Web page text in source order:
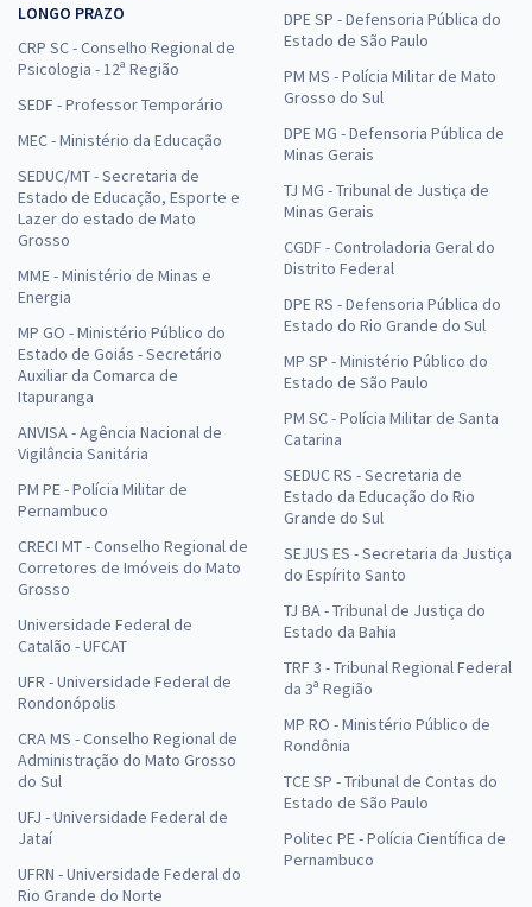
LONGO PRAZO
CRP SC - Conselho Regional de
Psicologia - 12ª Região
SEDF - Professor Temporário
MEC - Ministério da Educação
SEDUC/MT - Secretaria de
Estado de Educação, Esporte e
Lazer do estado de Mato
Grosso
MME - Ministério de Minas e
Energia
MP GO - Ministério Público do
Estado de Goiás - Secretário
Auxiliar da Comarca de
Itapuranga
ANVISA - Agência Nacional de
Vigilância Sanitária
PM PE - Polícia Militar de
Pernambuco
CRECI MT - Conselho Regional de
Corretores de Imóveis do Mato
Grosso
Universidade Federal de
Catalão - UFCAT
UFR - Universidade Federal de
Rondonópolis
CRA MS - Conselho Regional de
Administração do Mato Grosso
do Sul
UFJ - Universidade Federal de
Jataí
UFRN - Universidade Federal do
Rio Grande do Norte
DPE SP - Defensoria Pública do
Estado de São Paulo
PM MS - Polícia Militar de Mato
Grosso do Sul
DPE MG - Defensoria Pública de
Minas Gerais
TJ MG - Tribunal de Justiça de
Minas Gerais
CGDF - Controladoria Geral do
Distrito Federal
DPE RS - Defensoria Pública do
Estado do Rio Grande do Sul
MP SP - Ministério Público do
Estado de São Paulo
PM SC - Polícia Militar de Santa
Catarina
SEDUC RS - Secretaria de
Estado da Educação do Rio
Grande do Sul
SEJUS ES - Secretaria da Justiça
do Espírito Santo
TJ BA - Tribunal de Justiça do
Estado da Bahia
TRF 3 - Tribunal Regional Federal
da 3ª Região
MP RO - Ministério Público de
Rondônia
TCE SP - Tribunal de Contas do
Estado de São Paulo
Politec PE - Polícia Científica de
Pernambuco